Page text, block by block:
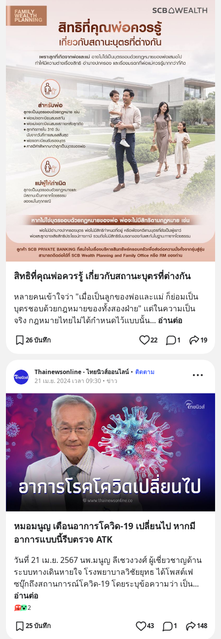
สิทธิที่คุณพ่อควรรู้ เกี่ยวกับสถานะบุตรที่ต่างกัน
หลายคนเข้าใจว่า "เมื่อเป็นลูกของพ่อและแม่ ก็ย่อมเป็น
บุตรชอบด้วยกฎหมายของทั้งสองฝ่าย" แต่ในความเป็น
จริง กฎหมายไทยไม่ได้กำหนดไว้แบบนั้น... อ่านต่อ
26 บันทึก 22 1 19
Thainewsonline - ไทยนิวส์ออนไลน์ • ติดตาม
21 เม.ย. 2024 เวลา 09:30 • ข่าว
หมอมนูญ เตือนอาการโควิด-19 เปลี่ยนไป หากมี
อาการแบบนี้รีบตรวจ ATK
วันที่ 21 เม.ย. 2567 นพ.มนูญ ลีเชวงวงศ์ ผู้เชี่ยวชาญด้าน
ระบบทางเดินหายใจ โรงพยาบาลวิชัยยุทธ ได้โพสต์เฟ
ซบุ๊กถึงสถานการณ์โควิด-19 โดยระบุข้อความว่า เป็น
อ่านต่อ
2
25 บันทึก 43 1 148